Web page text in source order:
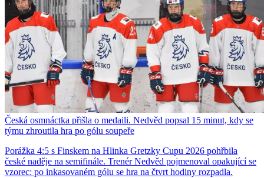
Česká osmnáctka přišla o medaili. Nedvěd popsal 15 minut, kdy se
týmu zhroutila hra po gólu soupeře
Porážka 4:5 s Finskem na Hlinka Gretzky Cupu 2026 pohřbila
české naděje na semifinále. Trenér Nedvěd pojmenoval opakující se
vzorec: po inkasovaném gólu se hra na čtvrt hodiny rozpadla.